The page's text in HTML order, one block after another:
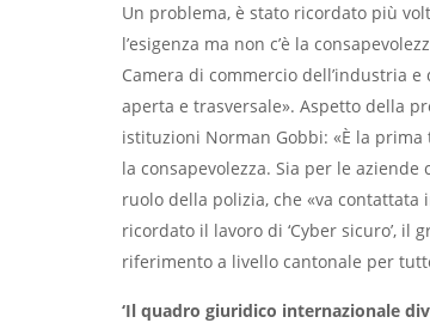
Un problema, è stato ricordato più
l’esigenza ma non c’è la
Camera di commercio dell’industria
aperta e trasversale». Aspetto della
istituzioni Norman Gobbi: «È la
la consapevolezza. Sia per le
ruolo della polizia, che «va
ricordato il lavoro di ‘Cyber sicuro’,
riferimento a livello cantonale per
‘Il quadro giuridico internazionale